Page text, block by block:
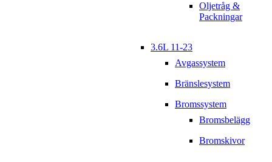
Oljetråg &
Packningar
3.6L 11-23
Avgassystem
Bränslesystem
Bromssystem
Bromsbelägg
Bromskivor